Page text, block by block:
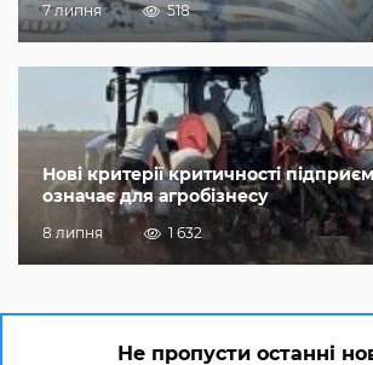
7 липня 518
Нові критерії критичності
означає для агробізнесу
8 липня 1 632
Не пропусти останні